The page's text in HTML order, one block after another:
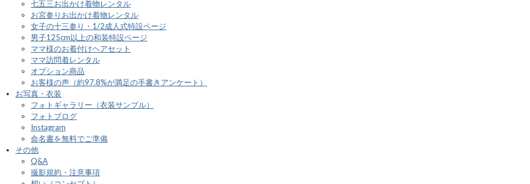
七五三お出かけ着物レンタル
お宮参りお出かけ着物レンタル
女子の十三参り・1/2成人式特設ページ
男子125cm以上の和装特設ページ
ママ様のお着付けヘアセット
ママ訪問着レンタル
オプション商品
お客様の声（約97.8%が満足の手書きアンケート）
お写真・衣装
フォトギャラリー（衣装サンプル）
フォトブログ
Instagram
命名書を無料でご準備
その他
Q&A
撮影規約・注意事項